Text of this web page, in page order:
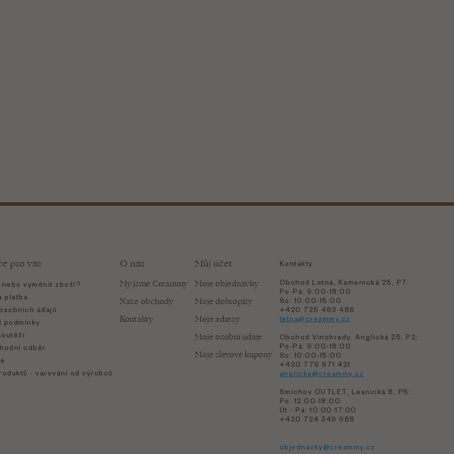
pro vás
vyměnit zboží?
platba
údajů
podmínky
odběr
- varování od výrobců
O nás
My jsme Creammy
Naše obchody
Kontakty
Můj účet
Moje objednávky
Moje dobropisy
Moje adresy
Moje osobní údaje
Moje slevové kupóny
Kontakty
Obchod Letná, Kamenická 25, P7:
Po-Pá: 9:00-18:00
So: 10:00-15:00
+420 725 483 486
letna@creammy.cz
Obchod Vinohrady, Anglická 25, P2:
Po-Pá: 9:00-18:00
So: 10:00-15:00
+420 779 971 421
anglicka@creammy.cz
Smíchov OUTLET, Lesnická 6, P5:
Po: 12:00-18:00
Út - Pá: 10:00-17:00
+420 724 349 968
objednavky@creammy.cz